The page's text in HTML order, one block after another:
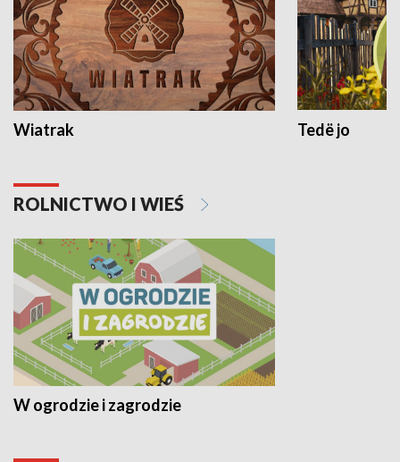
Wiatrak Tedë jo
ROLNICTWO I WIEŚ
W ogrodzie i zagrodzie